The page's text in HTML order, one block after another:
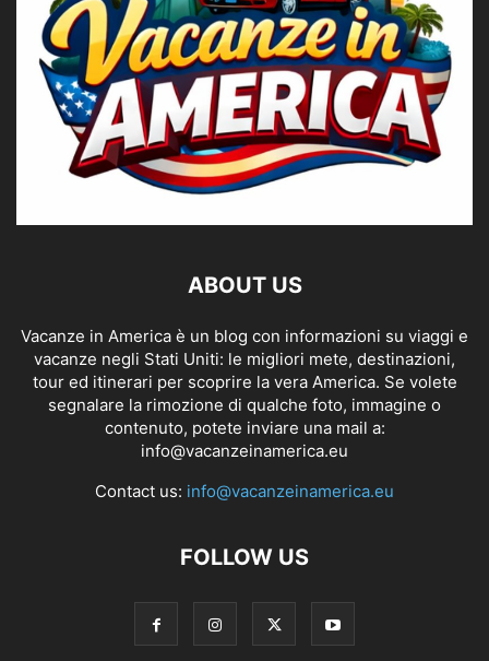
ABOUT US
Vacanze in America è un blog con informazioni su viaggi e
vacanze negli Stati Uniti: le migliori mete, destinazioni,
tour ed itinerari per scoprire la vera America. Se volete
segnalare la rimozione di qualche foto, immagine o
contenuto, potete inviare una mail a:
info@vacanzeinamerica.eu
Contact us: info@vacanzeinamerica.eu
FOLLOW US